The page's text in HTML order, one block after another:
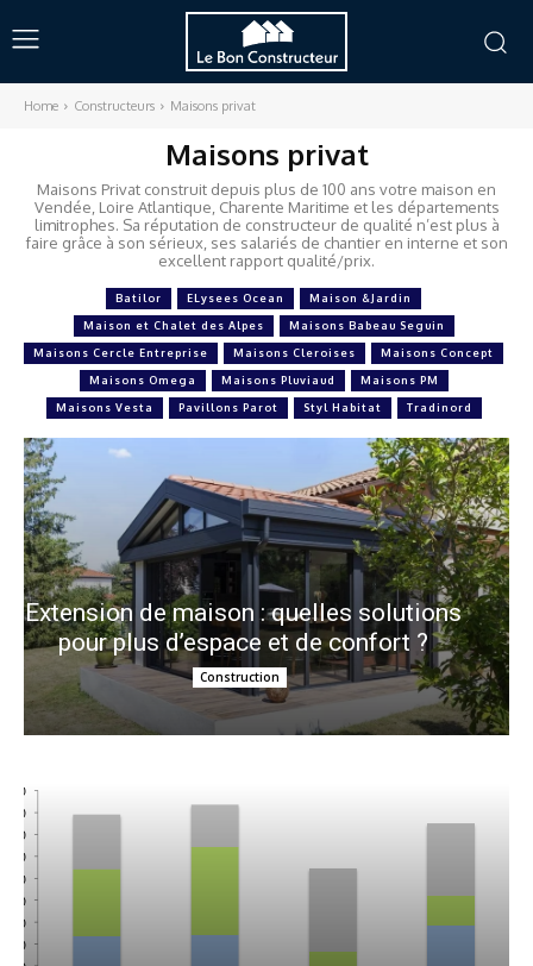
Home Constructeurs Maisons privat
Maisons privat
Maisons Privat construit depuis plus de 100 ans votre maison en
Vendée, Loire Atlantique, Charente Maritime et les départements
limitrophes. Sa réputation de constructeur de qualité n’est plus à
faire grâce à son sérieux, ses salariés de chantier en interne et son
excellent rapport qualité/prix.
Batilor ELysees Ocean Maison &Jardin
Maison et Chalet des Alpes Maisons Babeau Seguin
Maisons Cercle Entreprise Maisons Cleroises Maisons Concept
Maisons Omega Maisons Pluviaud Maisons PM
Maisons Vesta Pavillons Parot Styl Habitat Tradinord
Extension de maison : quelles solutions
pour plus d’espace et de confort ?
Construction